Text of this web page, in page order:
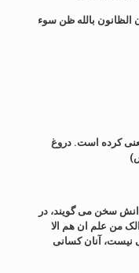
الظانون بالله ظن سوء
کرده است. دروغ
سخن می گویند، در
من علم ان هم الا
نیست، آنان کسانی